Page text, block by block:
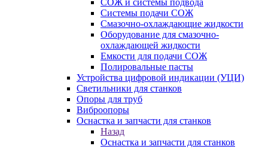
СОЖ и системы подвода
Системы подачи СОЖ
Смазочно-охлаждающие жидкости
Оборудование для смазочно-
охлаждающей жидкости
Емкости для подачи СОЖ
Полировальные пасты
Устройства цифровой индикации (УЦИ)
Светильники для станков
Опоры для труб
Виброопоры
Оснастка и запчасти для станков
Назад
Оснастка и запчасти для станков